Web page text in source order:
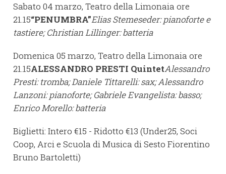
Sabato 04 marzo, Teatro della Limonaia ore
21.15“PENUMBRA”Elias Stemeseder: pianoforte e
tastiere; Christian Lillinger: batteria
Domenica 05 marzo, Teatro della Limonaia ore
21.15ALESSANDRO PRESTI QuintetAlessandro
Presti: tromba; Daniele Tittarelli: sax; Alessandro
Lanzoni: pianoforte; Gabriele Evangelista: basso;
Enrico Morello: batteria
Biglietti: Intero €15 - Ridotto €13 (Under25, Soci
Coop, Arci e Scuola di Musica di Sesto Fiorentino
Bruno Bartoletti)